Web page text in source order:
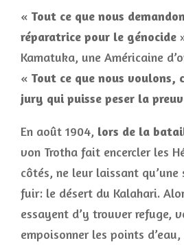
« Tout ce que nous
réparatrice pour le génocide
Kamatuka, une Américaine
« Tout ce que nous voulons,
jury qui puisse peser la
En août 1904, lors de la
von Trotha fait encercler les
côtés, ne leur laissant qu’une
fuir: le désert du Kalahari.
essayent d’y trouver refuge,
empoisonner les points